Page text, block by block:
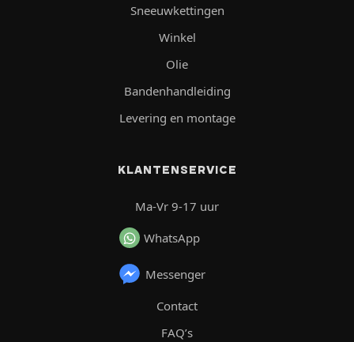
Sneeuwkettingen
Winkel
Olie
Bandenhandleiding
Levering en montage
KLANTENSERVICE
Ma-Vr 9-17 uur
WhatsApp
Messenger
Contact
FAQ’s